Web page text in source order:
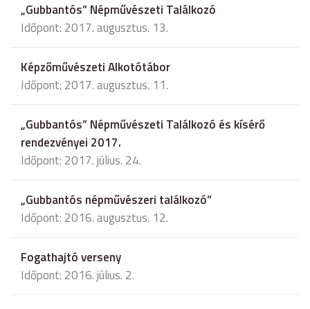
„Gubbantós” Népművészeti Találkozó
Időpont: 2017. augusztus. 13.
Képzőművészeti Alkotótábor
Időpont: 2017. augusztus. 11.
„Gubbantós” Népművészeti Találkozó és kísérő
rendezvényei 2017.
Időpont: 2017. július. 24.
„Gubbantós népművészeri találkozó”
Időpont: 2016. augusztus. 12.
Fogathajtó verseny
Időpont: 2016. július. 2.